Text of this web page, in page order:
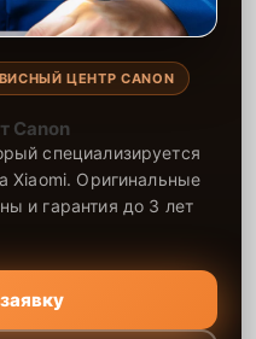
ЦЕНТР CANON
Canon
специализируется
Xiaomi. Оригинальные
и гарантия до 3 лет